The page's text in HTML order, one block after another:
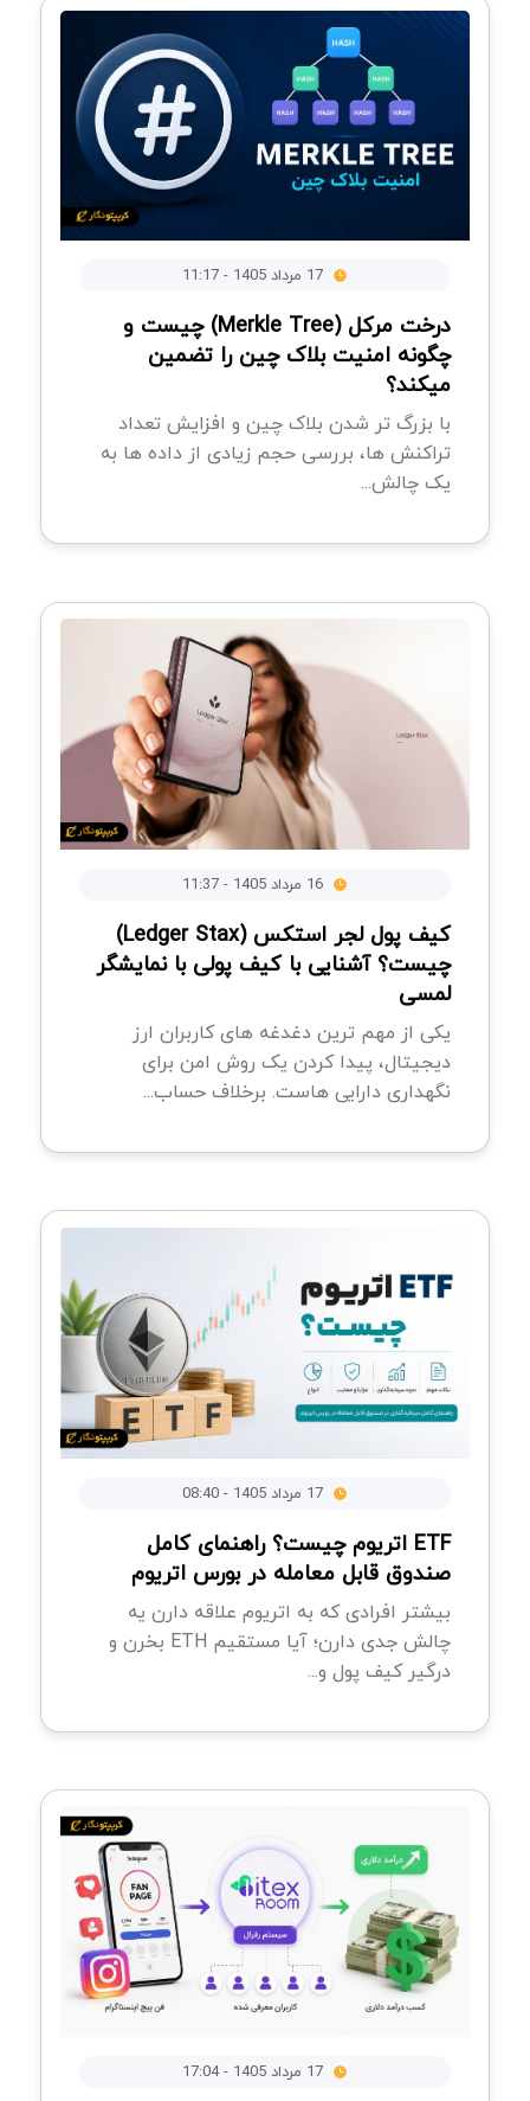
درخت مرکل (Merkle Tree) چیست و
چگونه امنیت بلاک چین را تضمین
میکند؟
با بزرگ تر شدن بلاک چین و افزایش تعداد
تراکنش ها، بررسی حجم زیادی از داده ها به
یک چالش...
کیف پول لجر استکس (Ledger Stax)
چیست؟ آشنایی با کیف پولی با نمایشگر
لمسی
یکی از مهم ترین دغدغه های کاربران ارز
دیجیتال، پیدا کردن یک روش امن برای
نگهداری دارایی هاست. برخلاف حساب...
ETF اتریوم چیست؟ راهنمای کامل
صندوق قابل معامله در بورس اتریوم
بیشتر افرادی که به اتریوم علاقه دارن یه
چالش جدی دارن؛ آیا مستقیم ETH بخرن و
درگیر کیف پول و...